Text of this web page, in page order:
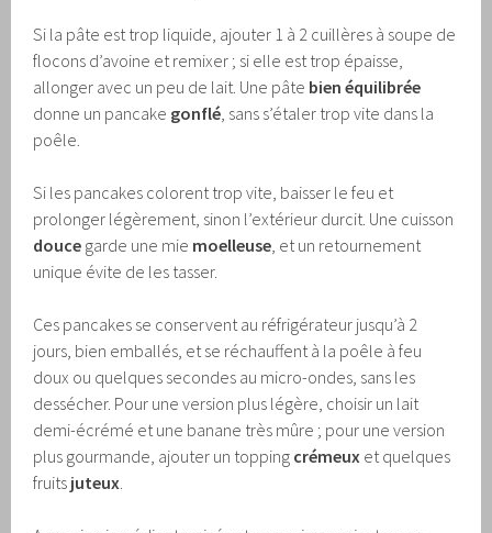
Si la pâte est trop liquide, ajouter 1 à 2 cuillères à soupe de
flocons d’avoine et remixer ; si elle est trop épaisse,
allonger avec un peu de lait. Une pâte bien équilibrée
donne un pancake gonflé, sans s’étaler trop vite dans la
poêle.
Si les pancakes colorent trop vite, baisser le feu et
prolonger légèrement, sinon l’extérieur durcit. Une cuisson
douce garde une mie moelleuse, et un retournement
unique évite de les tasser.
Ces pancakes se conservent au réfrigérateur jusqu’à 2
jours, bien emballés, et se réchauffent à la poêle à feu
doux ou quelques secondes au micro-ondes, sans les
dessécher. Pour une version plus légère, choisir un lait
demi-écrémé et une banane très mûre ; pour une version
plus gourmande, ajouter un topping crémeux et quelques
fruits juteux.